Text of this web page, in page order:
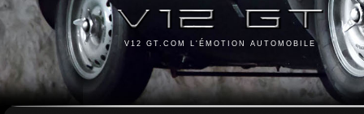
V12 GT.COM L'ÉMOTION AUTOMOBILE